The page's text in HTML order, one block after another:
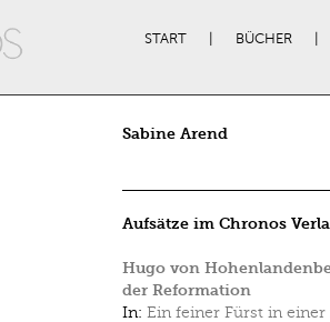
START BÜCHER
Sabine Arend
Aufsätze im Chronos
Hugo von
der Reformation
In: Ein feiner Fürst in einer